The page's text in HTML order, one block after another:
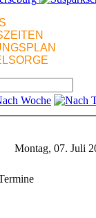
Montag, 07. Juli